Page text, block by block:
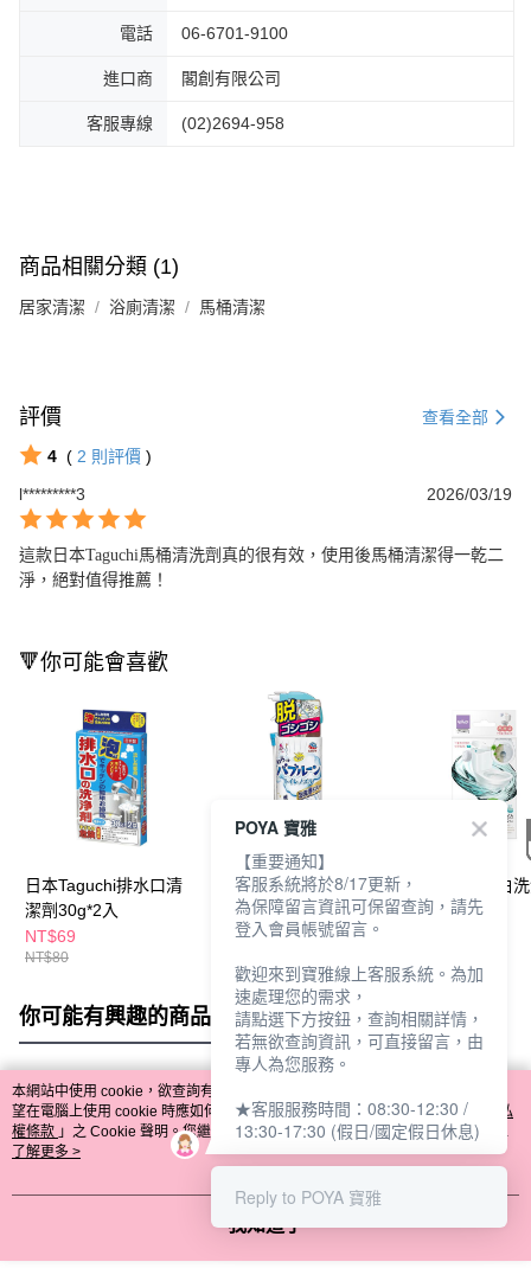
電話 06-6701-9100
進口商 閣創有限公司
客服專線 (02)2694-958
商品相關分類 (1)
居家清潔 浴廁清潔 馬桶清潔
評價 查看全部
4 ( 2 則評價 )
l*********3
2026/03/19
這款日本Taguchi馬桶清洗劑真的很有效，使用後馬桶清潔得一乾二
淨，絕對值得推薦！
🔻你可能會喜歡
日本Taguchi排水口清
潔劑30g*2入
NT$69
NT$80
日本地球製藥泡沫清潔
劑200ml-馬桶
NT$249
Udilife馬桶潔白
20g*5入
你可能有興趣的商品 全站排行
熱門標籤
本網站中使用 cookie，欲查詢有關本網站使用 cookie 方式之詳情，及若您不希
望在電腦上使用 cookie 時應如何變更電腦的 cookie 設定，請參閱本網站「
隱私
權條款 」之 Cookie 聲明。您繼續使用本網站即表示您同意本公司得按本網站使
用條款之 Cookie 聲明使用 cookie。
了解更多 >
我知道了
POYA 寶雅
【重要通知】
客服系統將於8/17更新，
為保障留言資訊可保留查詢，請先
登入會員帳號留言。
歡迎來到寶雅線上客服系統。為加
速處理您的需求，
請點選下方按鈕，查詢相關詳情，
若無欲查詢資訊，可直接留言，由
專人為您服務。
★客服服務時間：08:30-12:30 /
13:30-17:30 (假日/國定假日休息)
Reply to POYA 寶雅